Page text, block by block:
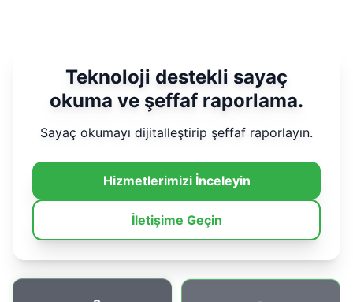
Teknoloji destekli sayaç
okuma ve şeffaf raporlama.
Sayaç okumayı dijitalleştirip şeffaf raporlayın.
Hizmetlerimizi İnceleyin
İletişime Geçin